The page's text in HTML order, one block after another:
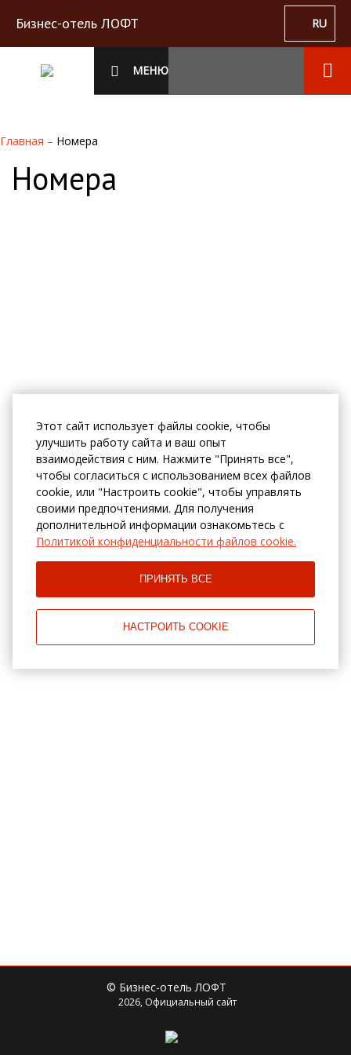
Этот сайт использует файлы cookie, чтобы
улучшить работу сайта и ваш опыт
взаимодействия с ним. Нажмите "Принять все",
чтобы согласиться с использованием всех файлов
cookie, или "Настроить cookie", чтобы управлять
своими предпочтениями. Для получения
дополнительной информации ознакомьтесь с
Политикой конфиденциальности файлов cookie.
ПРИНЯТЬ ВСЕ
НАСТРОИТЬ COOKIE
Бизнес-отель ЛОФТ RU
МЕНЮ
Главная – Номера
Номера
© Бизнес-отель ЛОФТ
2026, Официальный сайт